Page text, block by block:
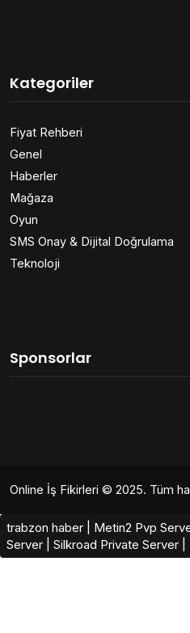
Kategoriler
Fiyat Rehberi
Genel
Haberler
Mağaza
Oyun
SMS Onay & Dijital Doğrulama
Teknoloji
Sponsorlar
Online İş Fikirleri © 2025. Tüm
trabzon haber Metin2 Pvp
Server
Silkroad Private Server​